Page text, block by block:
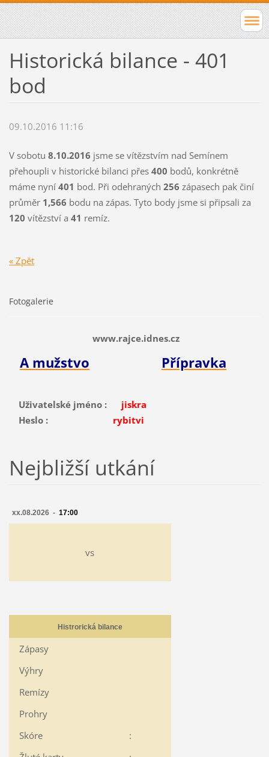
Historická bilance - 401
bod
09.10.2016 11:16
V sobotu 8.10.2016 jsme se vítězstvím nad Semínem
přehoupli v historické bilanci přes 400 bodů, konkrétně
máme nyní 401 bod. Při odehraných 256 zápasech pak činí
průměr 1,566 bodu na zápas. Tyto body jsme si připsali za
120 vítězství a 41 remíz.
« Zpět
Fotogalerie
www.rajce.idnes.cz
A mužstvo Přípravka
Uživatelské jméno : jiskra
Heslo : rybitvi
Nejbližší utkání
xx.08.2026 - 17:00
vs
Histrorická bilance
Zápasy
Výhry
Remízy
Prohry
Skóre
: